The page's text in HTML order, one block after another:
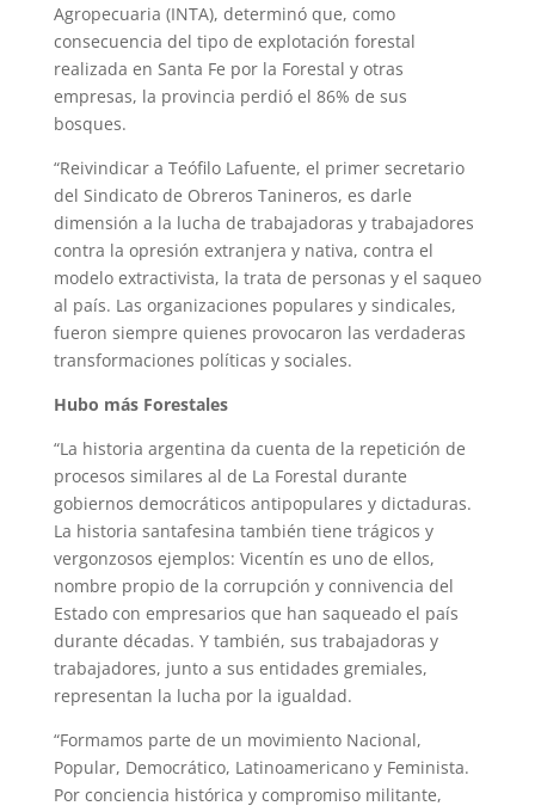
Agropecuaria (INTA), determinó que, como
consecuencia del tipo de explotación forestal
realizada en Santa Fe por la Forestal y otras
empresas, la provincia perdió el 86% de sus
bosques.
“Reivindicar a Teófilo Lafuente, el primer secretario
del Sindicato de Obreros Tanineros, es darle
dimensión a la lucha de trabajadoras y trabajadores
contra la opresión extranjera y nativa, contra el
modelo extractivista, la trata de personas y el saqueo
al país. Las organizaciones populares y sindicales,
fueron siempre quienes provocaron las verdaderas
transformaciones políticas y sociales.
Hubo más Forestales
“La historia argentina da cuenta de la repetición de
procesos similares al de La Forestal durante
gobiernos democráticos antipopulares y dictaduras.
La historia santafesina también tiene trágicos y
vergonzosos ejemplos: Vicentín es uno de ellos,
nombre propio de la corrupción y connivencia del
Estado con empresarios que han saqueado el país
durante décadas. Y también, sus trabajadoras y
trabajadores, junto a sus entidades gremiales,
representan la lucha por la igualdad.
“Formamos parte de un movimiento Nacional,
Popular, Democrático, Latinoamericano y Feminista.
Por conciencia histórica y compromiso militante,